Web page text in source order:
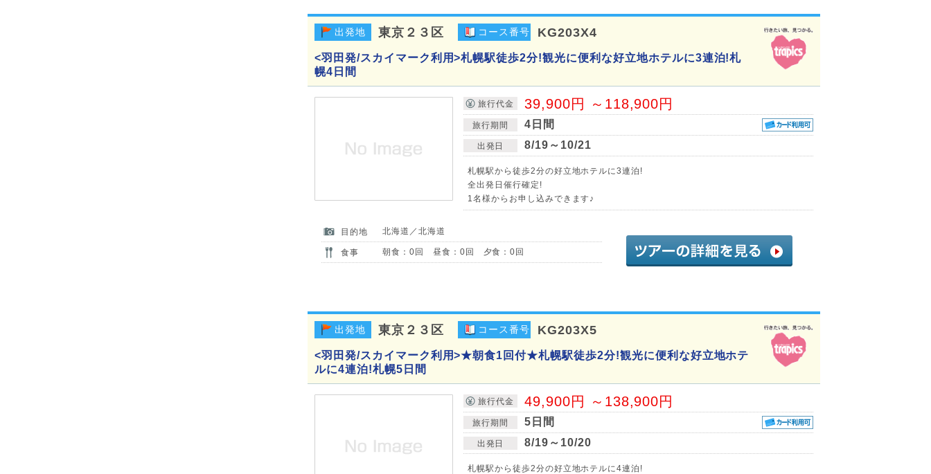
出発地 東京２３区 コース番号 KG203X4
<羽田発/スカイマーク利用>札幌駅徒歩2分!観光に便利な好立地ホテルに3連泊!札
幌4日間
旅行代金 39,900円 ～118,900円
旅行期間 4日間
出発日 8/19～10/21
札幌駅から徒歩2分の好立地ホテルに3連泊!
全出発日催行確定!
1名様からお申し込みできます♪
目的地 北海道／北海道
食事 朝食：0回 昼食：0回 夕食：0回
出発地 東京２３区 コース番号 KG203X5
<羽田発/スカイマーク利用>★朝食1回付★札幌駅徒歩2分!観光に便利な好立地ホテ
ルに4連泊!札幌5日間
旅行代金 49,900円 ～138,900円
旅行期間 5日間
出発日 8/19～10/20
札幌駅から徒歩2分の好立地ホテルに4連泊!